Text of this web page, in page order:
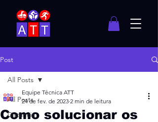
Post
All Posts
Distância
All Posts
Como solucionar os
Equipe Técnica ATT
24 de fev. de 2023 2 min de leitura